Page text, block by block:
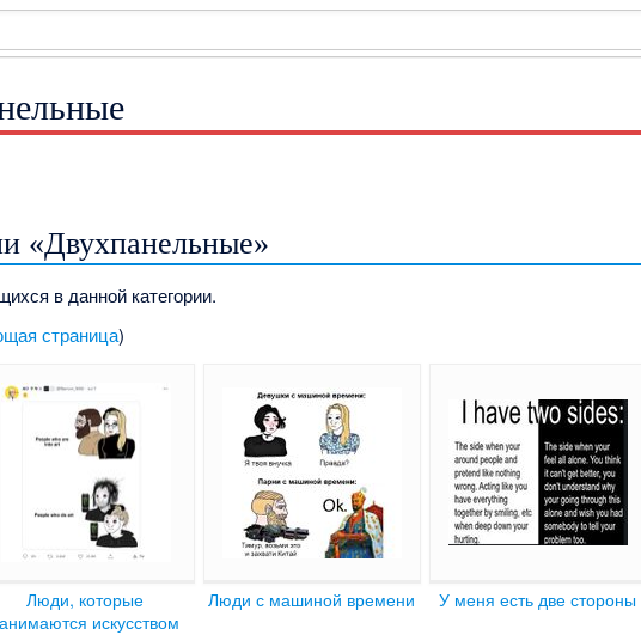
«Двухпанельные»
в данной категории.
страница)
Люди, которые
искусством
Люди с машиной времени У меня есть две стороны